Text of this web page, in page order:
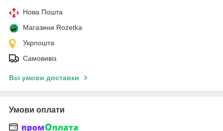
Нова Пошта
Магазини Rozetka
Укрпошта
Самовивіз
Всі умови доставки
Умови оплати